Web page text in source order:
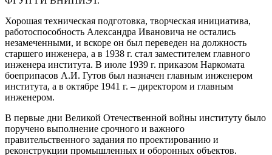
Хорошая техническая подготовка, творческая инициатива,
работоспособность Александра Ивановича не остались
незамеченными, и вскоре он был переведен на должность
старшего инженера, а в 1938 г. стал заместителем главного
инженера института. В июле 1939 г. приказом Наркомата
боеприпасов А.И. Гутов был назначен главным инженером
института, а в октябре 1941 г. – директором и главным
инженером.
В первые дни Великой Отечественной войны институту было
поручено выполнение срочного и важного
правительственного задания по проектированию и
реконструкции промышленных и оборонных объектов.